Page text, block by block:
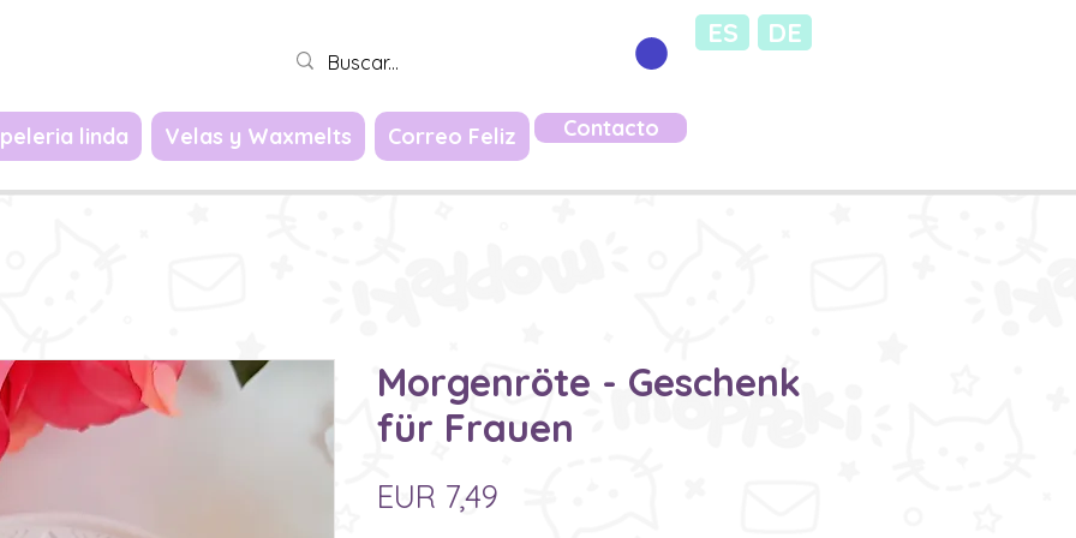
ES DE
linda Velas y Waxmelts Correo Feliz Contacto
Morgenröte - Geschenk
für Frauen
EUR 7,49